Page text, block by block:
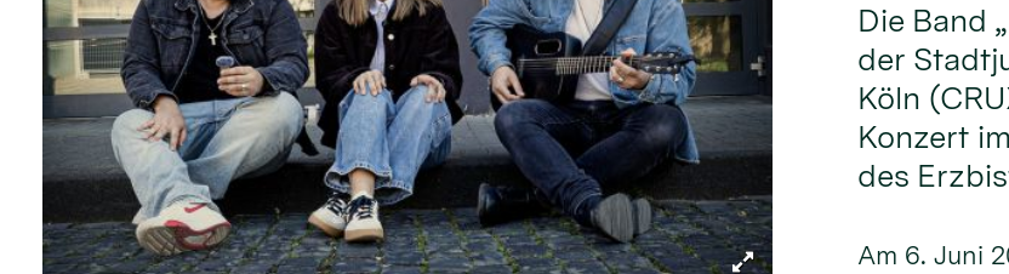
Die Band
der
Köln
Konzert
des
Am 6. Juni